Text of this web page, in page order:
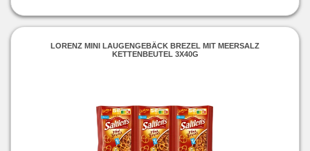
LORENZ MINI LAUGENGEBÄCK BREZEL MIT MEERSALZ
KETTENBEUTEL 3X40G